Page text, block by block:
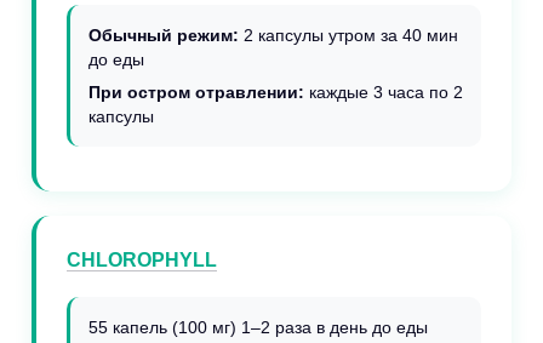
Обычный режим: 2 капсулы утром за 40 мин
до еды
При остром отравлении: каждые 3 часа по 2
капсулы
CHLOROPHYLL
55 капель (100 мг) 1–2 раза в день до еды